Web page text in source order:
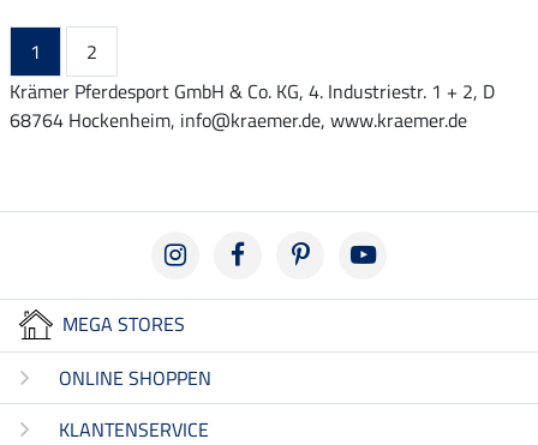
1
2
Krämer Pferdesport GmbH & Co. KG, 4. Industriestr. 1 + 2, D
68764 Hockenheim, info@kraemer.de, www.kraemer.de
MEGA STORES
ONLINE SHOPPEN
KLANTENSERVICE